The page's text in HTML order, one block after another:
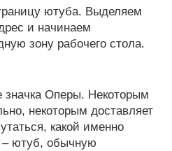
ютуба. Выделяем
и начинаем
зону рабочего стола.
значка Оперы. Некоторым
некоторым доставляет
какой именно
– ютуб, обычную